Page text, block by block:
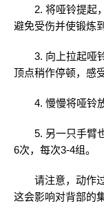
2. 将哑铃提起
避免受伤并使锻炼
3. 向上拉起哑
顶点稍作停顿，感
4. 慢慢将哑铃
5. 另一只手臂
6次，每次3-4组。
请注意，动作
这会影响对背部的